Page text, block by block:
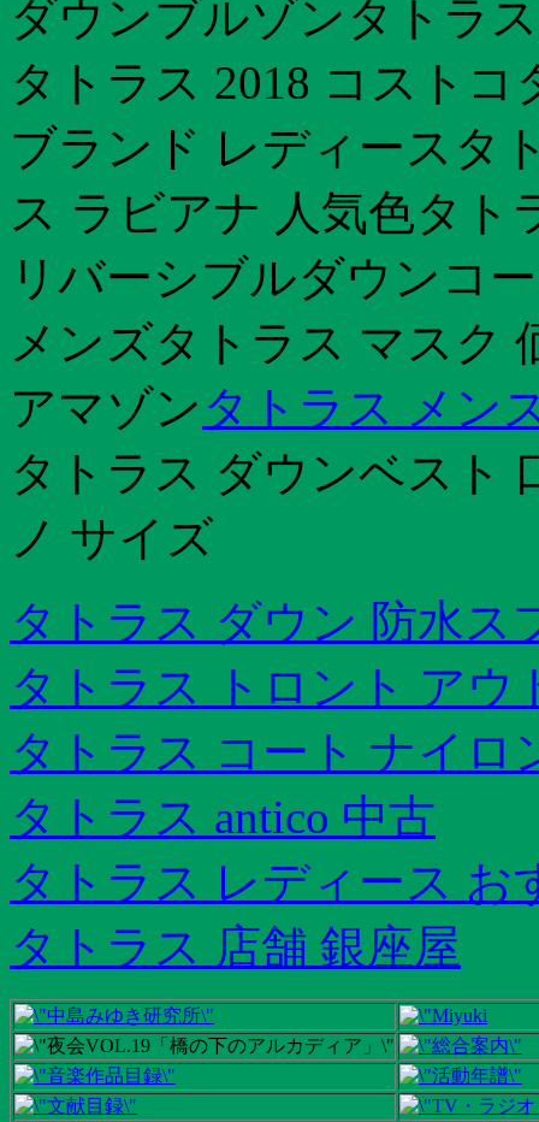
ダウンブルゾンタトラ
タトラス 2018 コスト
ブランド レディースタ
ス ラビアナ 人気色タト
リバーシブルダウンコ
メンズタトラス マスク
アマゾン タトラス メン
タトラス ダウンベスト
ノ サイズ
タトラス ダウン 防水ス
タトラス トロント アウ
タトラス コート ナイロ
タトラス antico 中古
タトラス レディース お
タトラス 店舗 銀座屋